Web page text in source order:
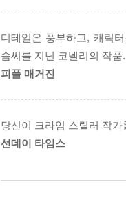
잭은 슬픔에 잠긴 가족들
마지막으로 남긴 유서
연쇄살인범의 소행이 아
성범죄 살인사건 담당 경
살인사건 기획기사 전문
디테일은 풍부하고, 캐릭
솜씨를 지닌 코넬리의 작품.
피플 매거진
당신이 크라임 스릴러 작
선데이 타임스